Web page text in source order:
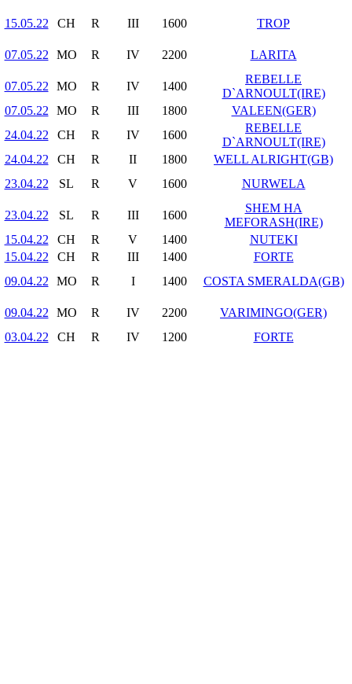
15.05.22 CH R III 1600 TROP
07.05.22 MO R IV 2200 LARITA
07.05.22 MO R IV 1400
REBELLE
D`ARNOULT(IRE)
07.05.22
MO R III 1800
VALEEN(GER)
24.04.22
CH R IV 1600
REBELLE
D`ARNOULT(IRE)
24.04.22
CH R II 1800
WELL ALRIGHT(GB)
23.04.22
SL R V 1600 NURWELA
23.04.22 SL R III 1600
SHEM HA
MEFORASH(IRE)
15.04.22
CH R V 1400
NUTEKI
15.04.22
CH R III 1400
FORTE
09.04.22
MO R I 1400 COSTA SMERALDA(GB)
09.04.22 MO R IV 2200
VARIMINGO(GER)
03.04.22
CH R IV 1200 FORTE